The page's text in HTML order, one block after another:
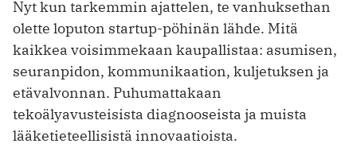
Nyt kun tarkemmin ajattelen, te vanhuksethan
olette loputon startup-pöhinän lähde. Mitä
kaikkea voisimmekaan kaupallistaa: asumisen,
seuranpidon, kommunikaation, kuljetuksen ja
etävalvonnan. Puhumattakaan
tekoälyavusteisista diagnooseista ja muista
lääketieteellisistä innovaatioista.